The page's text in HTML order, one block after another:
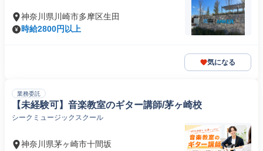
神奈川県川崎市多摩区生田
時給2800円以上
気になる
業務委託
【未経験可】音楽教室のギター講師/茅ヶ崎校
シークミュージックスクール
神奈川県茅ヶ崎市十間坂